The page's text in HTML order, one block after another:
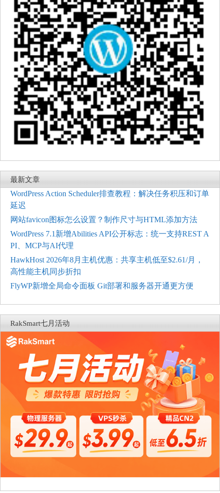
最新文章
WordPress Action Scheduler排查教程：解决任务积压和订单
延迟
网站favicon图标怎么设置？制作尺寸与HTML添加方法
WordPress 7.1新增Abilities API公开标志：统一支持REST A
PI、MCP与AI代理
HawkHost 2026年8月主机优惠：共享主机低至$2.61/月，
高性能主机同步折扣
FlyWP新增全局命令面板 Git部署和服务器开通更方便
RakSmart七月活动